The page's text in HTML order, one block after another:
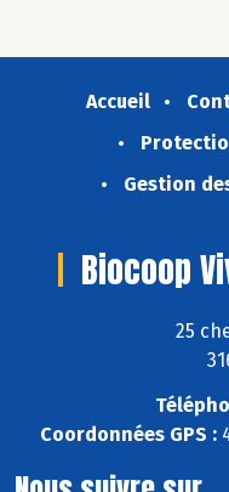
Accueil
Gestion
Biocoop
25
Coordonnées GPS :